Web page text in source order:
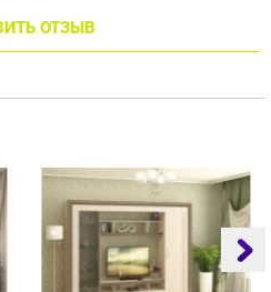
Купить
Гостиная Витра
Симфония 7.10